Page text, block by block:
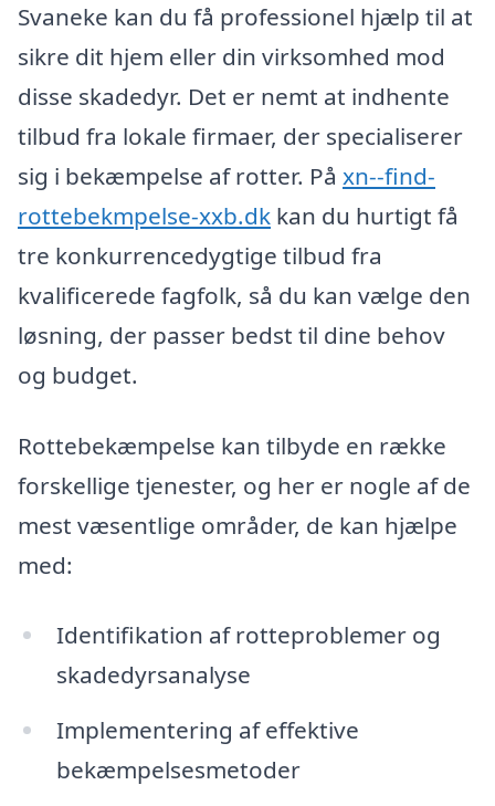
Svaneke kan du få professionel hjælp til at
sikre dit hjem eller din virksomhed mod
disse skadedyr. Det er nemt at indhente
tilbud fra lokale firmaer, der specialiserer
sig i bekæmpelse af rotter. På xn--find-
rottebekmpelse-xxb.dk kan du hurtigt få
tre konkurrencedygtige tilbud fra
kvalificerede fagfolk, så du kan vælge den
løsning, der passer bedst til dine behov
og budget.
Rottebekæmpelse kan tilbyde en række
forskellige tjenester, og her er nogle af de
mest væsentlige områder, de kan hjælpe
med:
Identifikation af rotteproblemer og
skadedyrsanalyse
Implementering af effektive
bekæmpelsesmetoder